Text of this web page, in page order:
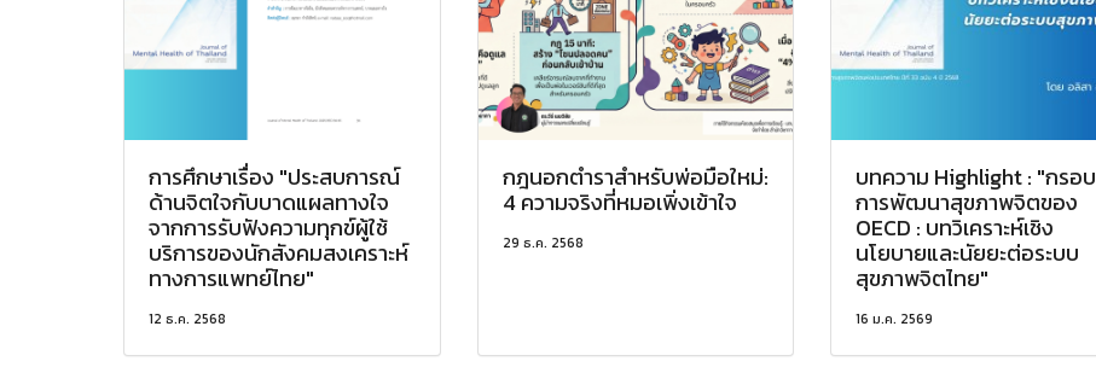
การศึกษาเรื่อง "ประสบการณ์
ด้านจิตใจกับบาดแผลทางใจ
จากการรับฟังความทุกข์ผู้ใช้
บริการของนักสังคมสงเคราะห์
ทางการแพทย์ไทย"
12 ธ.ค. 2568
กฎนอกตำราสำหรับพ่อมือใหม่:
4 ความจริงที่หมอเพิ่งเข้าใจ
29 ธ.ค. 2568
บทความ Highlight : "กรอบ
การพัฒนาสุขภาพจิตของ
OECD : บทวิเคราะห์เชิง
นโยบายและนัยยะต่อระบบ
สุขภาพจิตไทย"
16 ม.ค. 2569